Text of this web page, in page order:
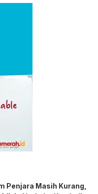
Penjara Masih Kurang,